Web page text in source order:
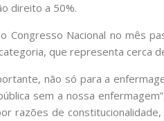
direito a 50%.
Congresso Nacional no mês
que representa cerca
não só para a
sem a nossa
razões de